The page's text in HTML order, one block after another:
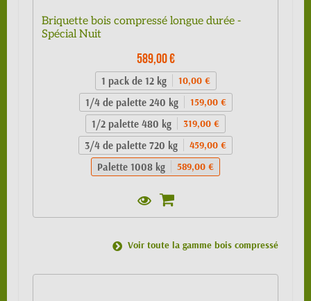
Briquette bois compressé longue durée -
Spécial Nuit
589,00 €
1 pack de 12 kg 10,00 €
1/4 de palette 240 kg 159,00 €
1/2 palette 480 kg 319,00 €
3/4 de palette 720 kg 459,00 €
Palette 1008 kg 589,00 €
Voir toute la gamme bois compressé